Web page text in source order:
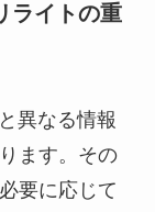
ライトの重
異なる情報
ます。その
要に応じて